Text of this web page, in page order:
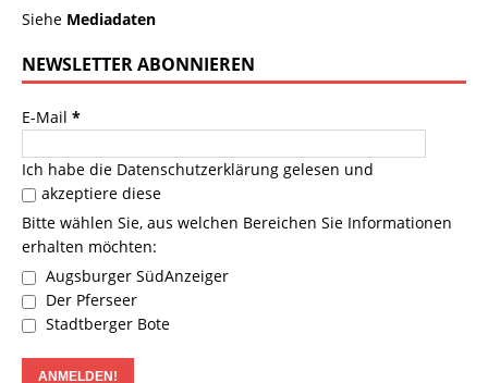
Siehe Mediadaten
NEWSLETTER ABONNIEREN
E-Mail *
Ich habe die Datenschutzerklärung gelesen und
akzeptiere diese
Bitte wählen Sie, aus welchen Bereichen Sie Informationen
erhalten möchten:
Augsburger SüdAnzeiger
Der Pferseer
Stadtberger Bote